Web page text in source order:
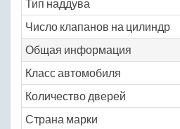
Тип наддува
Число клапанов на цилиндр
Общая информация
Класс автомобиля
Количество дверей
Страна марки